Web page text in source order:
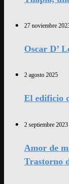
27 noviembre
Oscar D’
2 agosto 2025
El edificio
2 septiembre 2023
Amor de
Trastorno